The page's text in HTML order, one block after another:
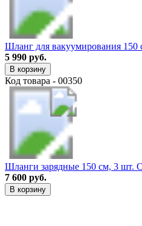
Шланг для вакуумирования 150
5 990 руб.
В корзину
Код товара - 00350
Шланги зарядные 150 см, 3 шт.
7 600 руб.
В корзину